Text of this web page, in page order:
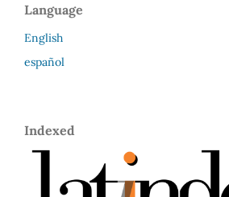
Language
English
español
Indexed